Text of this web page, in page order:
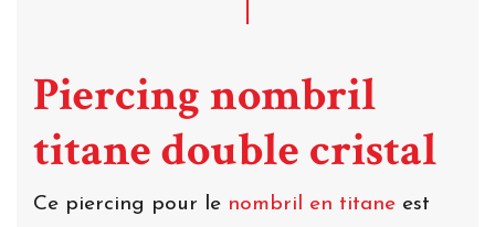
Piercing nombril
titane double cristal
Ce piercing pour le nombril en titane est